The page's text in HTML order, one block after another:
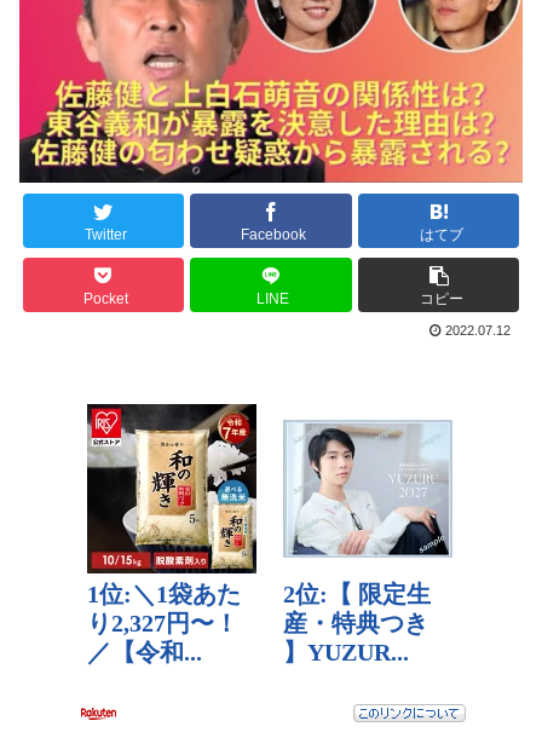
Twitter Facebook はてブ
Pocket LINE コピー
2022.07.12